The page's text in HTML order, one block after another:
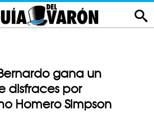
gana un
disfraces por
Homero Simpson